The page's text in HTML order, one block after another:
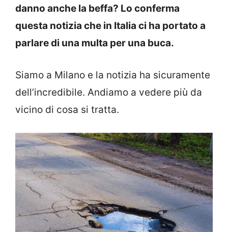
danno anche la beffa? Lo conferma
questa notizia che in Italia ci ha portato a
parlare di una multa per una buca.
Siamo a Milano e la notizia ha sicuramente
dell’incredibile. Andiamo a vedere più da
vicino di cosa si tratta.